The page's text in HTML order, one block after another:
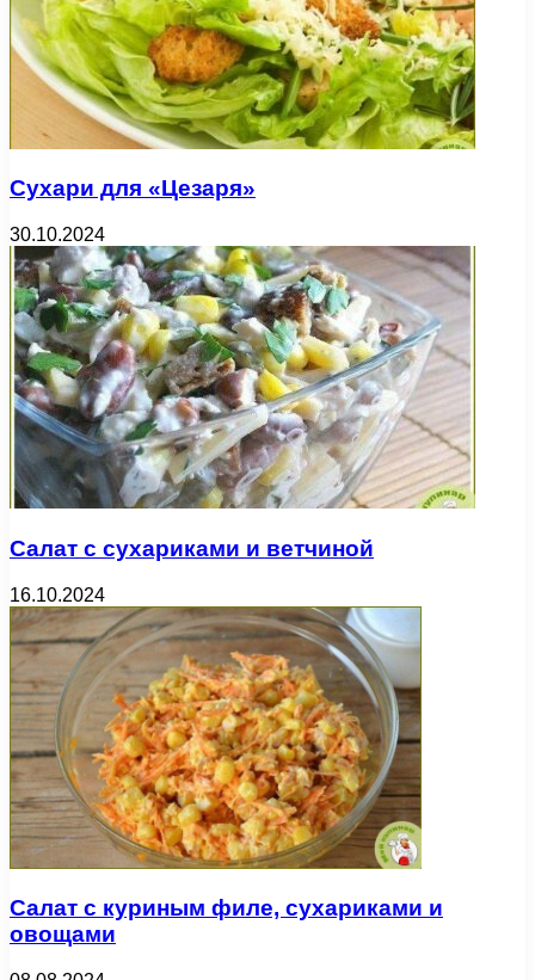
Сухари для «Цезаря»
30.10.2024
Салат с сухариками и ветчиной
16.10.2024
Салат с куриным филе, сухариками и
овощами